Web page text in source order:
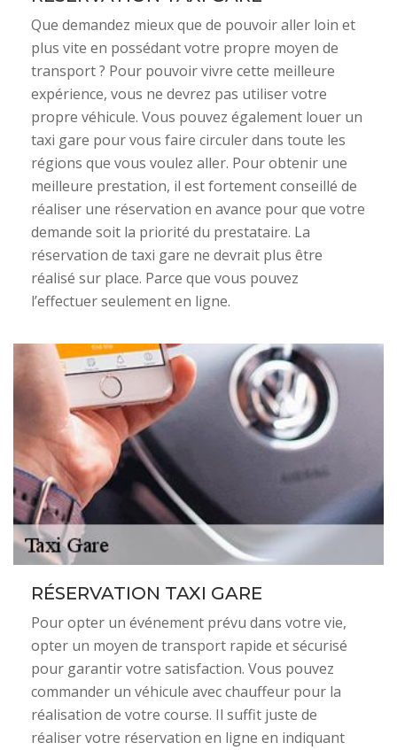
Que demandez mieux que de pouvoir aller loin et
plus vite en possédant votre propre moyen de
transport ? Pour pouvoir vivre cette meilleure
expérience, vous ne devrez pas utiliser votre
propre véhicule. Vous pouvez également louer un
taxi gare pour vous faire circuler dans toute les
régions que vous voulez aller. Pour obtenir une
meilleure prestation, il est fortement conseillé de
réaliser une réservation en avance pour que votre
demande soit la priorité du prestataire. La
réservation de taxi gare ne devrait plus être
réalisé sur place. Parce que vous pouvez
l’effectuer seulement en ligne.
RÉSERVATION TAXI GARE
Pour opter un événement prévu dans votre vie,
opter un moyen de transport rapide et sécurisé
pour garantir votre satisfaction. Vous pouvez
commander un véhicule avec chauffeur pour la
réalisation de votre course. Il suffit juste de
réaliser votre réservation en ligne en indiquant